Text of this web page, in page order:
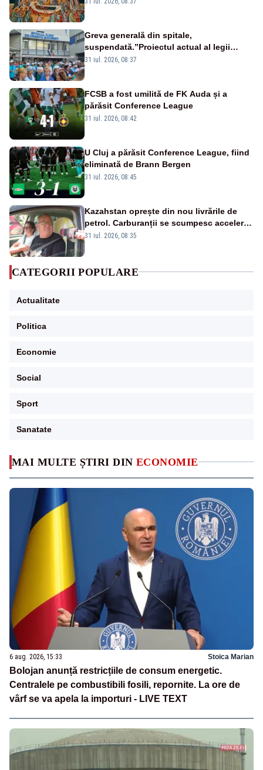
MAI MULTE ȘTIRI DIN ECONOMIE
6 aug. 2026, 15:33 Stoica Marian
Bolojan anunță restricțiile de consum energetic.
Centralele pe combustibili fosili, repornite. La ore de
vârf se va apela la importuri - LIVE TEXT
Greva generală din spitale,
suspendată.”Proiectul actual al legii
salarizării nu mai există pentru noi”
31 iul. 2026, 08:37
FCSB a fost umilită de FK Auda și a
părăsit Conference League
31 iul. 2026, 08:42
U Cluj a părăsit Conference League, fiind
eliminată de Brann Bergen
31 iul. 2026, 08:45
Kazahstan oprește din nou livrările de
petrol. Carburanții se scumpesc accelerat,
iar românii plătesc nota de plată
31 iul. 2026, 08:35
CATEGORII POPULARE
Actualitate
Politica
Economie
Social
Sport
Sanatate